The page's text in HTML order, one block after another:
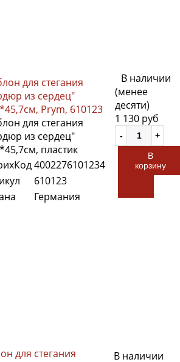
для стегания
из сердец"
Prym, 610123
для стегания
из сердец"
пластик
4002276101234
610123
Германия
В наличии
(менее
десяти)
1 130 руб
В
корзину
для стегания
В наличии